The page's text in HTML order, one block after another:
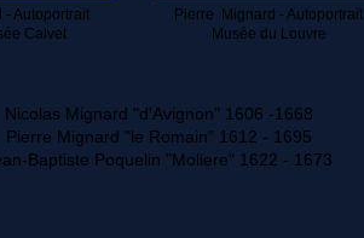
- Autoportrait
Calvet
Pierre Mignard - Autoportrait
Musée du Louvre
Nicolas Mignard "d'Avignon" 1606 -1668
Pierre Mignard "le Romain" 1612 - 1695
Baptiste Poquelin "Moliere" 1622 - 1673